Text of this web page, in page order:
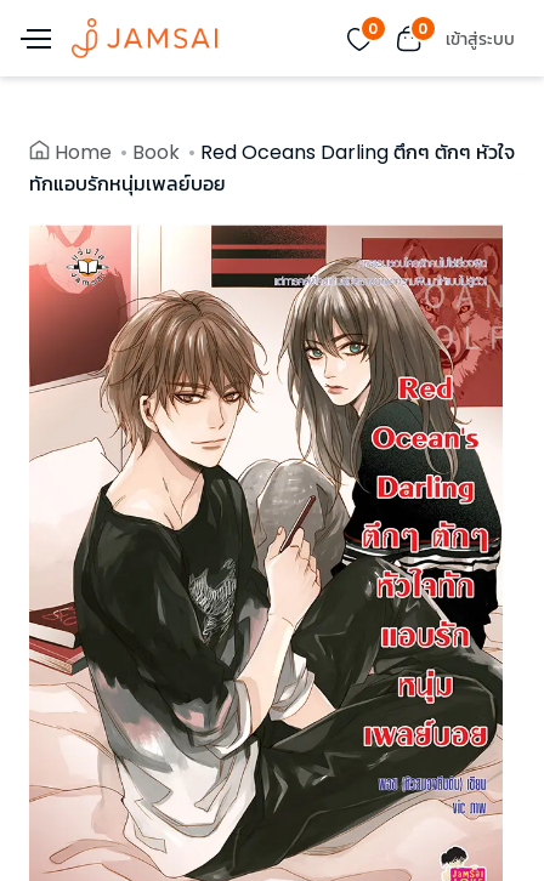
0 0 เข้าสู่ระบบ
Home Book
Red Oceans Darling ตึกๆ ตักๆ หัวใจ
ทักแอบรักหนุ่มเพลย์บอย